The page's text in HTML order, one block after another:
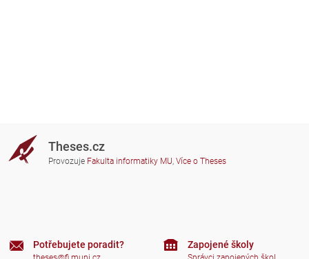
Theses.cz
Provozuje Fakulta informatiky MU, Více o Theses
Potřebujete poradit? Zapojené školy